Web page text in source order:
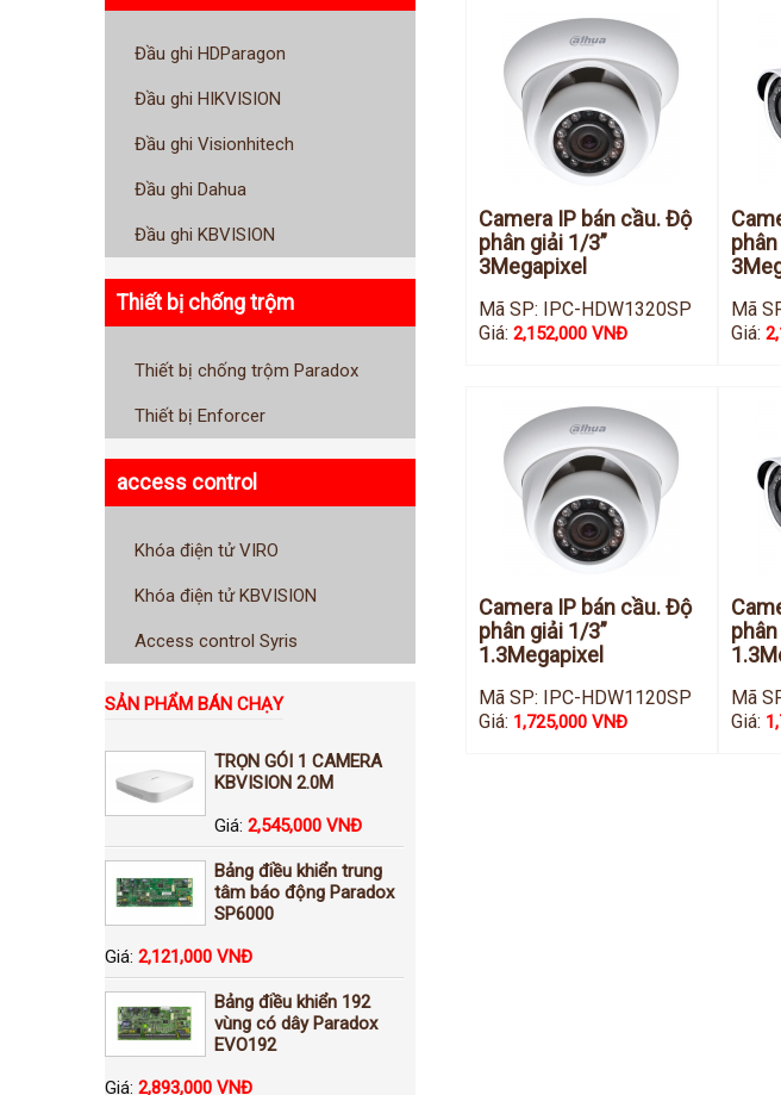
Đầu ghi HDParagon
Đầu ghi HIKVISION
Đầu ghi Visionhitech
Đầu ghi Dahua
Đầu ghi KBVISION
Thiết bị chống trộm
Thiết bị chống trộm Paradox
Thiết bị Enforcer
access control
Khóa điện tử VIRO
Khóa điện tử KBVISION
Access control Syris
SẢN PHẨM BÁN CHẠY
TRỌN GÓI 1 CAMERA
KBVISION 2.0M
Giá: 2,545,000 VNĐ
Bảng điều khiển trung
tâm báo động Paradox
SP6000
Giá: 2,121,000 VNĐ
Bảng điều khiển 192
vùng có dây Paradox
EVO192
Giá: 2,893,000 VNĐ
Camera IP bán cầu. Độ
phân giải 1/3”
3Megapixel
Mã SP: IPC-HDW1320SP
Giá: 2,152,000 VNĐ
Mã
Giá:
Camera IP bán cầu. Độ
phân giải 1/3”
1.3Megapixel
Mã SP: IPC-HDW1120SP
Giá: 1,725,000 VNĐ
Mã
Giá: